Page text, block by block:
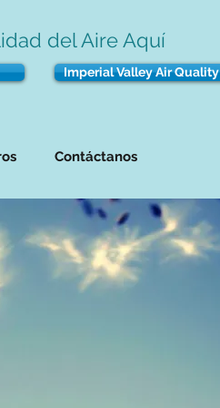
del Aire Aquí
Imperial Valley Air Quality
Contáctanos